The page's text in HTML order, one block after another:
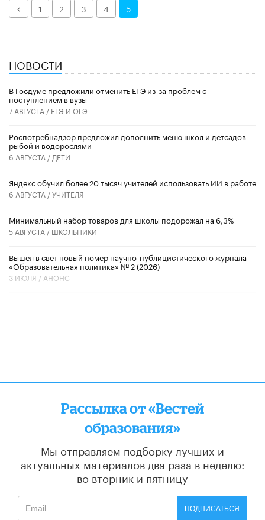
Назад1 2 3 4 5
НОВОСТИ
В Госдуме предложили отменить ЕГЭ из-за проблем с
поступлением в вузы
7 АВГУСТА / ЕГЭ И ОГЭ
Роспотребнадзор предложил дополнить меню школ и детсадов
рыбой и водорослями
6 АВГУСТА / ДЕТИ
​Яндекс обучил более 20 тысяч учителей использовать ИИ в работе
6 АВГУСТА /УЧИТЕЛЯ
Минимальный набор товаров для школы подорожал на 6,3%
5 АВГУСТА / ШКОЛЬНИКИ
Вышел в свет новый номер научно-публицистического журнала
«Образовательная политика» № 2 (2026)
3 ИЮЛЯ / АНОНС
Рассылка от «Вестей
образования»
Мы отправляем подборку лучших и
актуальных материалов два раза в неделю:
во вторник и пятницу
ПОДПИСАТЬСЯ